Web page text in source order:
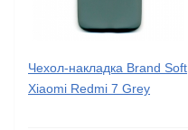
Чехол-накладка Brand Soft
Xiaomi Redmi 7 Grey